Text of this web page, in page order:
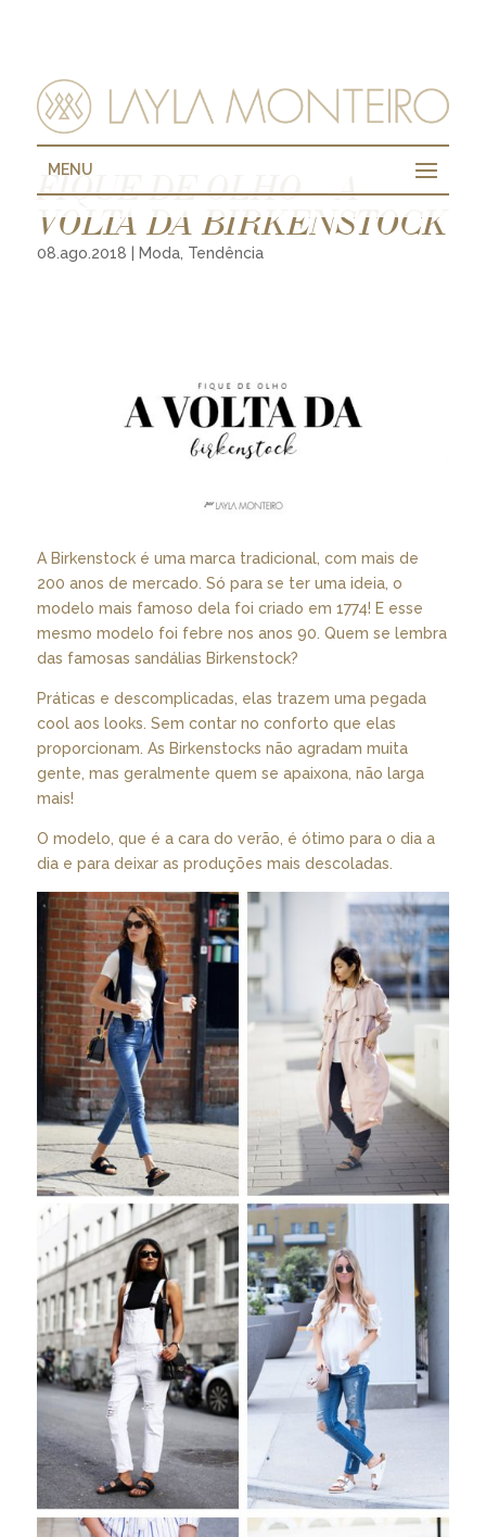
MENU
FIQUE DE OLHO – A
VOLTA DA BIRKENSTOCK
08.ago.2018 Moda, Tendência
A Birkenstock é uma marca tradicional, com mais de
200 anos de mercado. Só para se ter uma ideia, o
modelo mais famoso dela foi criado em 1774! E esse
mesmo modelo foi febre nos anos 90. Quem se lembra
das famosas sandálias Birkenstock?
Práticas e descomplicadas, elas trazem uma pegada
cool aos looks. Sem contar no conforto que elas
proporcionam. As Birkenstocks não agradam muita
gente, mas geralmente quem se apaixona, não larga
mais!
O modelo, que é a cara do verão, é ótimo para o dia a
dia e para deixar as produções mais descoladas.